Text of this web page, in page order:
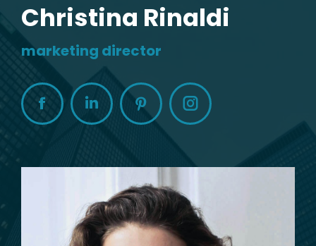
Christina Rinaldi
marketing director
FacebookLinkedinPinterestInstagram